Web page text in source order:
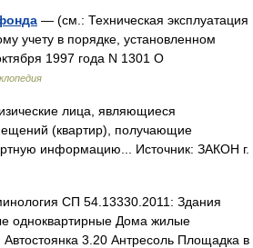
— (см.: Техническая эксплуатация
учету в порядке, установленном
1997 года N 1301 О
лица, являющиеся
(квартир), получающие
информацию... Источник: ЗАКОН г.
СП 54.13330.2011: Здания
одноквартирные Дома жилые
3.20 Антресоль Площадка в